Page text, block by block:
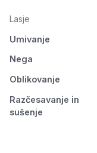
Lasje
Umivanje
Nega
Oblikovanje
Razčesavanje in
sušenje